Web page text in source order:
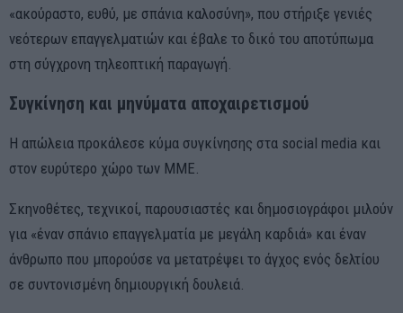
«ακούραστο, ευθύ, με σπάνια καλοσύνη», που στήριξε γενιές
νεότερων επαγγελματιών και έβαλε το δικό του αποτύπωμα
στη σύγχρονη τηλεοπτική παραγωγή.
Συγκίνηση και μηνύματα αποχαιρετισμού
Η απώλεια προκάλεσε κύμα συγκίνησης στα social media και
στον ευρύτερο χώρο των ΜΜΕ.
Σκηνοθέτες, τεχνικοί, παρουσιαστές και δημοσιογράφοι μιλούν
για «έναν σπάνιο επαγγελματία με μεγάλη καρδιά» και έναν
άνθρωπο που μπορούσε να μετατρέψει το άγχος ενός δελτίου
σε συντονισμένη δημιουργική δουλειά.